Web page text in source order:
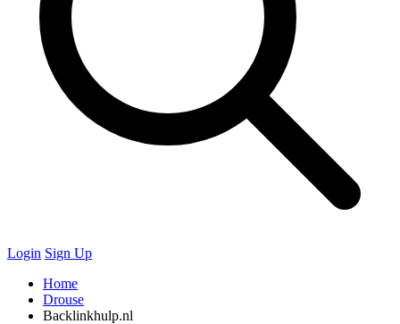
Login Sign Up
Home
Drouse
Backlinkhulp.nl